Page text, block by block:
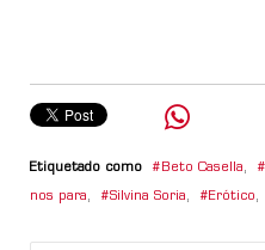
Etiquetado como Beto Casella,
nos para, Silvina Soria, Erótico,